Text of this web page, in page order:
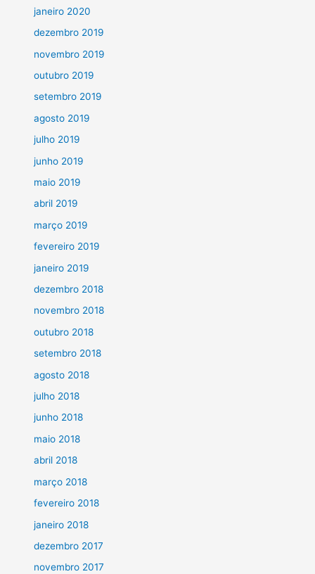
janeiro 2020
dezembro 2019
novembro 2019
outubro 2019
setembro 2019
agosto 2019
julho 2019
junho 2019
maio 2019
abril 2019
março 2019
fevereiro 2019
janeiro 2019
dezembro 2018
novembro 2018
outubro 2018
setembro 2018
agosto 2018
julho 2018
junho 2018
maio 2018
abril 2018
março 2018
fevereiro 2018
janeiro 2018
dezembro 2017
novembro 2017